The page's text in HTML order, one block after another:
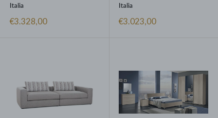
Italia
Prezzo
€3.328,00
Italia
Prezzo
€3.023,00